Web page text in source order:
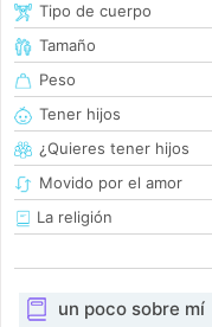
Tipo de cuerpo
Tamaño
Peso
Tener hijos
¿Quieres tener hijos
Movido por el amor
La religión
un poco sobre mí